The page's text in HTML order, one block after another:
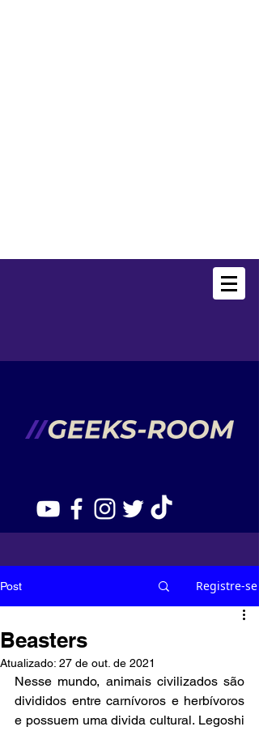
Post Registre-se
Beasters
Atualizado: 27 de out. de 2021
Nesse mundo, animais civilizados são
divididos entre carnívoros e herbívoros
e possuem uma divida cultural. Legoshi